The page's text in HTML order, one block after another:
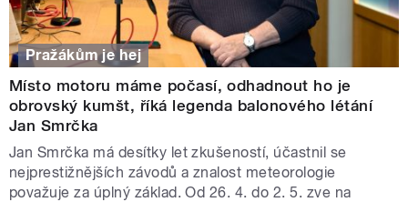
Pražákům je hej
Místo motoru máme počasí, odhadnout ho je
obrovský kumšt, říká legenda balonového létání
Jan Smrčka
Jan Smrčka má desítky let zkušeností, účastnil se
nejprestižnějších závodů a znalost meteorologie
považuje za úplný základ. Od 26. 4. do 2. 5. zve na